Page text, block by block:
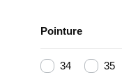
Pointure
34 35